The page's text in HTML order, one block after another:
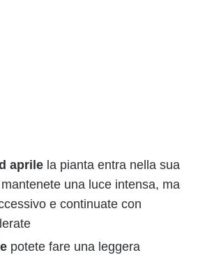
aprile la pianta entra nella sua
una luce intensa, ma
e continuate con
potete fare una leggera